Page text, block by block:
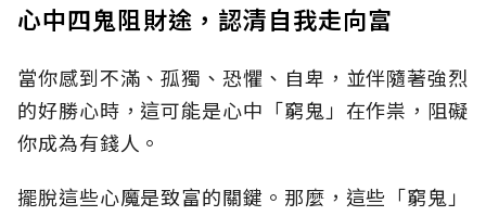
心中四鬼阻財途，認清自我走向富
當你感到不滿、孤獨、恐懼、自卑，並伴隨著強烈
的好勝心時，這可能是心中「窮鬼」在作祟，阻礙
你成為有錢人。
擺脫這些心魔是致富的關鍵。那麼，這些「窮鬼」